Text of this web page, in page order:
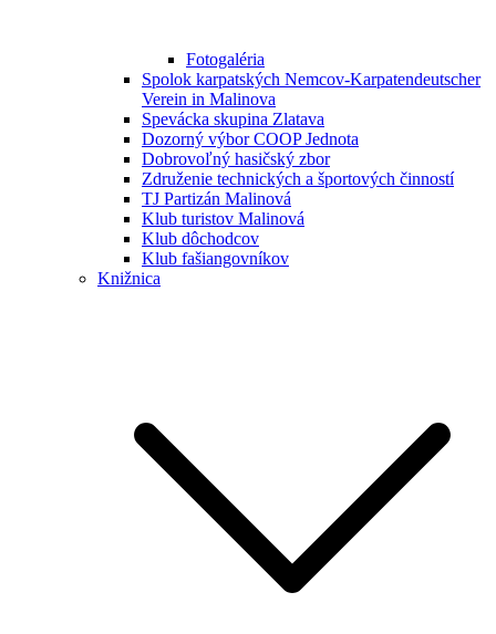
Fotogaléria
Spolok karpatských Nemcov-Karpatendeutscher
Verein in Malinova
Spevácka skupina Zlatava
Dozorný výbor COOP Jednota
Dobrovoľný hasičský zbor
Združenie technických a športových činností
TJ Partizán Malinová
Klub turistov Malinová
Klub dôchodcov
Klub fašiangovníkov
Knižnica